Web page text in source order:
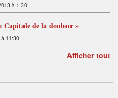
à 1:30
Capitale de la douleur »
11:30
Afficher tout